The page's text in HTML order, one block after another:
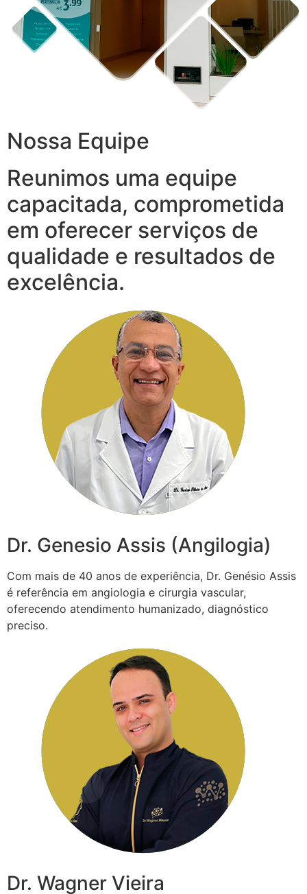
Nossa Equipe
Reunimos uma equipe
capacitada, comprometida
em oferecer serviços de
qualidade e resultados de
excelência.
Dr. Genesio Assis (Angilogia)
Com mais de 40 anos de experiência, Dr. Genésio Assis
é referência em angiologia e cirurgia vascular,
oferecendo atendimento humanizado, diagnóstico
preciso.
Dr. Wagner Vieira